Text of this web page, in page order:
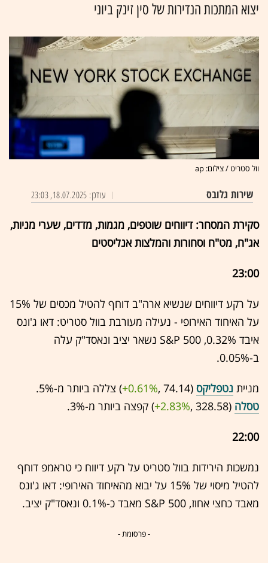
יצוא המתכות הנדירות של סין זינק ביוני
וול סטריט / צילום: ap
שירות גלובס עודכן: 18.07.2025, 23:03
סקירת המסחר: דיווחים שוטפים, מגמות, מדדים, שערי מניות,
אג"ח, מט"ח וסחורות והמלצות אנליסטים
23:00
על רקע דיווחים שנשיא ארה"ב דוחף להטיל מכסים של 15%
על האיחוד האירופי - נעילה מעורבת בוול סטריט: דאו ג'ונס
איבד 0.32%, S&P 500 נשאר יציב ונאסד"ק עלה
ב-0.05%.
מניית נטפליקס (74.14 ,‎
+0.61%‏) צללה ביותר מ-5%.
טסלה (328.58 ,‎
+2.83%‏) קפצה ביותר מ-3%.
22:00
נמשכות הירידות בוול סטריט על רקע דיווח כי טראמפ דוחף
להטיל מיסוי של 15% על יבוא מהאיחוד האירופי: דאו ג'ונס
מאבד כחצי אחוז, S&P 500 מאבד כ-0.1% ונאסד"ק יציב.
- פרסומת -